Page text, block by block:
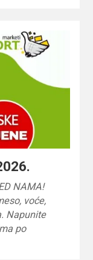
NAMA!
voće,
Napunite
po